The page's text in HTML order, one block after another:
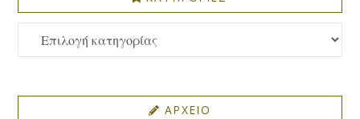
ΚΑΤΗΓΟΡΙΕΣ
ΑΡΧΕΙΟ